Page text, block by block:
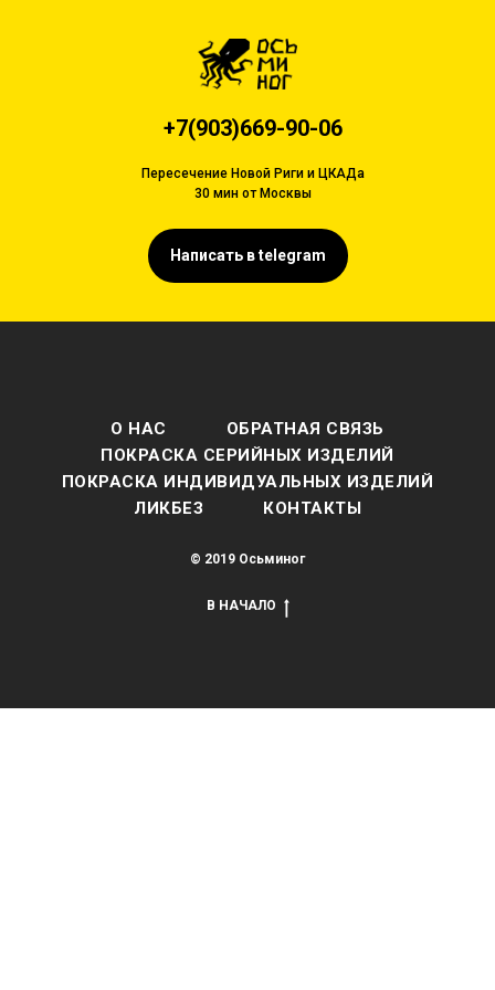
+7(903)669-90-06
Пересечение Новой Риги и ЦКАДа
30 мин от Москвы
Написать в telegram
О НАС
ОБРАТНАЯ СВЯЗЬ
ПОКРАСКА СЕРИЙНЫХ ИЗДЕЛИЙ
ПОКРАСКА ИНДИВИДУАЛЬНЫХ ИЗДЕЛИЙ
ЛИКБЕЗ
КОНТАКТЫ
© 2019 Осьминог
В НАЧАЛО